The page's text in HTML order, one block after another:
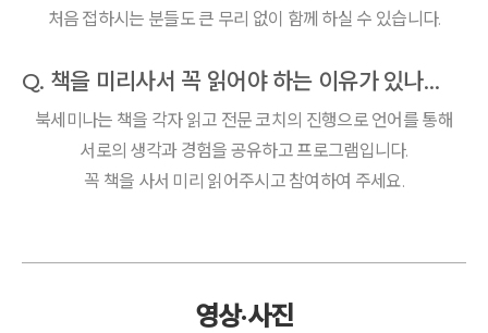
처음 접하시는 분들도 큰 무리 없이 함께 하실 수 있습니다.
Q. 책을 미리사서 꼭 읽어야 하는 이유가 있나요?
북세미나는 책을 각자 읽고 전문 코치의 진행으로 언어를 통해
서로의 생각과 경험을 공유하고 프로그램입니다.
꼭 책을 사서 미리 읽어주시고 참여하여 주세요.
영상·사진